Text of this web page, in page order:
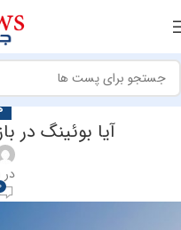
آیا بوئینگ در
در ۱۴۰۱-۰۸-۱۷
0